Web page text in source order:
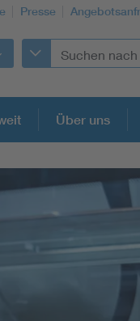
Presse
Building Services
Information and
Über uns